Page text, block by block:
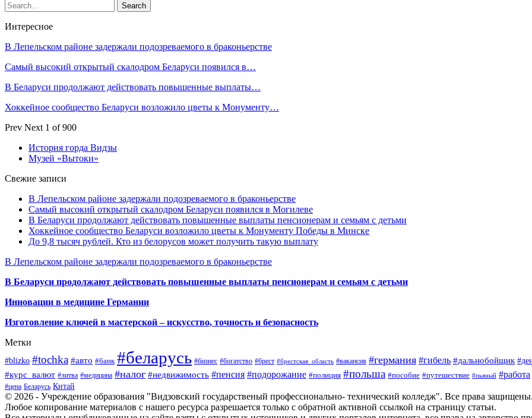
Интересное
В Лепельском районе задержали подозреваемого в браконьерстве
Самый высокий открытый скалодром Беларуси появился в…
В Беларуси продолжают действовать повышенные выплаты…
Хоккейное сообщество Беларуси возложило цветы к Монументу…
Prev Next 1 of 900
История горда Видзы
Музей «Вытоки»
Свежие записи
В Лепельском районе задержали подозреваемого в браконьерстве
Самый высокий открытый скалодром Беларуси появился в Могилеве
В Беларуси продолжают действовать повышенные выплаты пенсионерам и семьям с детьми
Хоккейное сообщество Беларуси возложило цветы к Монументу Победы в Минске
До 9,8 тысяч рублей. Кто из белорусов может получить такую выплату
В Лепельском районе задержали подозреваемого в браконьерстве
В Беларуси продолжают действовать повышенные выплаты пенсионерам и семьям с детьми
Инновации в медицине Германии
Изготовление ключей в мастерской – искусство, точность и безопасность
Метки
#blizko #tochka #авто #банк #беларусь #бизнес #богатство #брест #брестская_область #вакансия #германия #гибель #дальнобойщик
#курс_валют #литва #медицина #налог #недвижимость #пенсия #подорожание #полиция #польша #пособие #путешествие #пьяный #работа
#цена Беларусь Китай
© 2026 - Учреждение образования "Видзовский государственый профессионально- технический колледж". Все права защищены.
Любое копирование материалов с нашего ресурса разрешается только с обратной активной ссылкой на страницу статьи.